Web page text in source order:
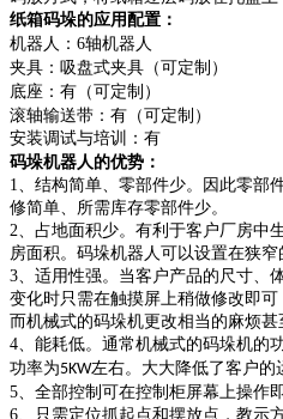
纸箱码垛的应用配置：
机器人： 6轴机器人
夹具：吸盘式夹具 （可定制）
底座：有 （可定制）
滚轴输送带：有（可定制）
安装调试与培训：有
码垛机器人的优势：
1、结构简单、零部件少。因此零部
修简单、所需库存零部件少。
2、占地面积少。有利于客户厂房中
房面积。码垛机器人可以设置在狭窄
3、适用性强。当客户产品的尺寸、
变化时只需在触摸屏上稍做修改即可
而机械式的码垛机更改相当的麻烦甚
4、能耗低。通常机械式的码垛机的
功率为5KW左右。大大降低了客户的
5、全部控制可在控制柜屏幕上操作
6、只需定位抓起点和摆放点，教示